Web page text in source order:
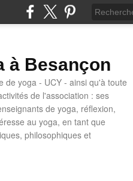
à Besançon
de yoga - UCY - ainsi qu'à toute
de l'association : ses
de yoga, réflexion,
au yoga, en tant que
philosophiques et